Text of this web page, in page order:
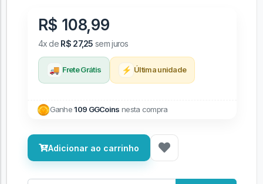
R$ 108,99
4x de R$ 27,25 sem juros
🚚 Frete Grátis ⚡ Última unidade
Ganhe109 GGCoins nesta compra
Adicionar ao carrinho